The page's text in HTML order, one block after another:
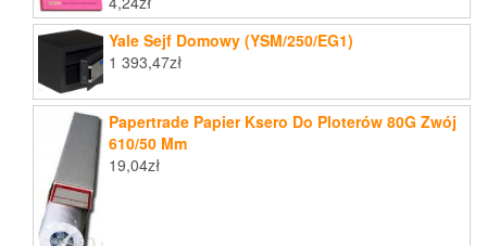
Yale Sejf Domowy (YSM/250/EG1)
1 393,47zł
Papertrade Papier Ksero Do Ploterów 80G Zwój
610/50 Mm
19,04zł